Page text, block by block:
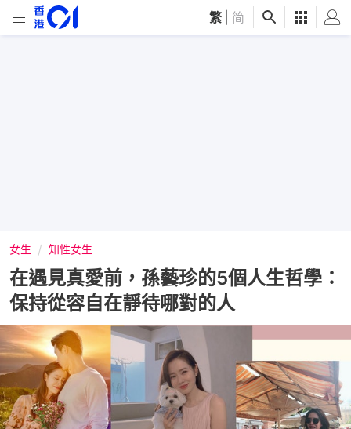
繁 简
女生 知性女生
在遇見真愛前，孫藝珍的5個人生哲學：
保持從容自在靜待哪對的人